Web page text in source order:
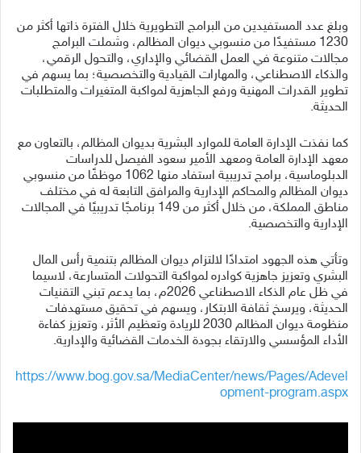
وبلغ عدد المستفيدين من البرامج التطويرية خلال الفترة ذاتها أكثر من
1230 مستفيدًا من منسوبي ديوان المظالم، وشملت البرامج
مجالات متنوعة في العمل القضائي والإداري، والتحول الرقمي،
والذكاء الاصطناعي، والمهارات القيادية والتخصصية؛ بما يسهم في
تطوير القدرات المهنية ورفع الجاهزية لمواكبة المتغيرات والمتطلبات
الحديثة.
كما نفذت الإدارة العامة للموارد البشرية بديوان المظالم، بالتعاون مع
معهد الإدارة العامة ومعهد الأمير سعود الفيصل للدراسات
الدبلوماسية، برامج تدريبية استفاد منها 1062 موظفًا من منسوبي
ديوان المظالم والمحاكم الإدارية والمرافق التابعة له في مختلف
مناطق المملكة، من خلال أكثر من 149 برنامجًا تدريبيًا في المجالات
الإدارية والتخصصية.
وتأتي هذه الجهود امتدادًا لالتزام ديوان المظالم بتنمية رأس المال
البشري وتعزيز جاهزية كوادره لمواكبة التحولات المتسارعة، لاسيما
في ظل عام الذكاء الاصطناعي 2026م، بما يدعم تبني التقنيات
الحديثة، ويرسخ ثقافة الابتكار، ويسهم في تحقيق مستهدفات
منظومة ديوان المظالم 2030 للريادة وتعظيم الأثر، وتعزيز كفاءة
الأداء المؤسسي والارتقاء بجودة الخدمات القضائية والإدارية.
https://www.bog.gov.sa/MediaCenter/news/Pages/Adevel
opment-program.aspx